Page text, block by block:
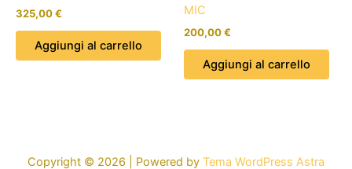
325,00€
Aggiungi al carrello
MIC
200,00€
Aggiungi al carrello
Copyright © 2026 | Powered by Tema WordPress Astra